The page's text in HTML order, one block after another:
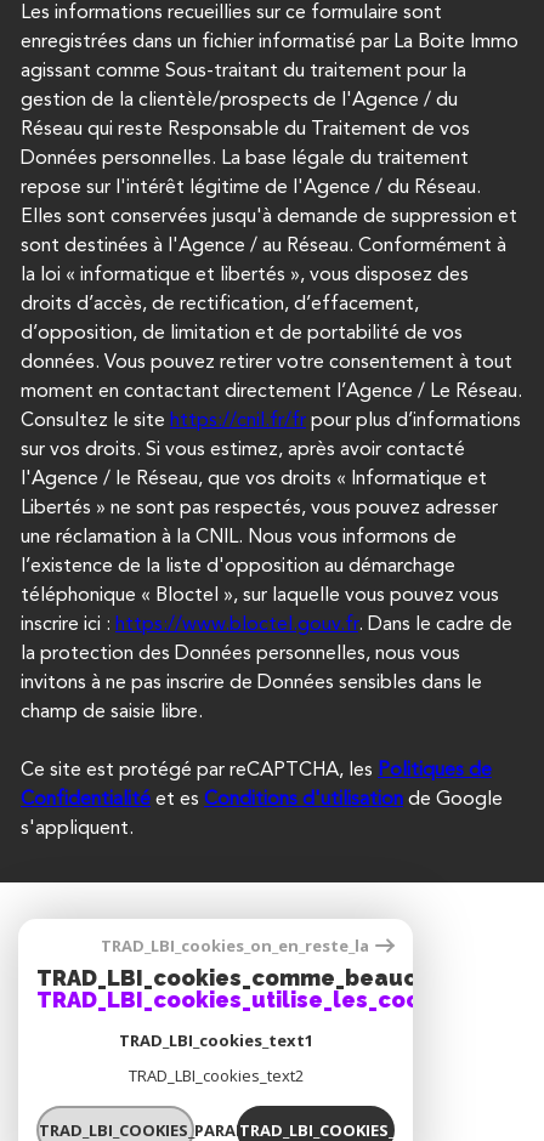
Les informations recueillies sur ce formulaire sont
enregistrées dans un fichier informatisé par La Boite Immo
agissant comme Sous-traitant du traitement pour la
gestion de la clientèle/prospects de l'Agence / du
Réseau qui reste Responsable du Traitement de vos
Données personnelles. La base légale du traitement
repose sur l'intérêt légitime de l'Agence / du Réseau.
Elles sont conservées jusqu'à demande de suppression et
sont destinées à l'Agence / au Réseau. Conformément à
la loi « informatique et libertés », vous disposez des
droits d’accès, de rectification, d’effacement,
d’opposition, de limitation et de portabilité de vos
données. Vous pouvez retirer votre consentement à tout
moment en contactant directement l’Agence / Le Réseau.
Consultez le site https://cnil.fr/fr pour plus d’informations
sur vos droits. Si vous estimez, après avoir contacté
l'Agence / le Réseau, que vos droits « Informatique et
Libertés » ne sont pas respectés, vous pouvez adresser
une réclamation à la CNIL. Nous vous informons de
l’existence de la liste d'opposition au démarchage
téléphonique « Bloctel », sur laquelle vous pouvez vous
inscrire ici : https://www.bloctel.gouv.fr. Dans le cadre de
la protection des Données personnelles, nous vous
invitons à ne pas inscrire de Données sensibles dans le
champ de saisie libre.
Ce site est protégé par reCAPTCHA, les Politiques de
Confidentialité et es Conditions d'utilisation de Google
s'appliquent.
ESPACE PROPRIÉTAIRE
ADHÉRENTS
TRAD_LBI_cookies_on_en_reste_la
TRAD_LBI_cookies_utilise_les_cookies
TRAD_LBI_cookies_text1
TRAD_LBI_cookies_text2
TRAD_LBI_COOKIES_PARAMETRERTRAD_LBI_COOKIES_OK